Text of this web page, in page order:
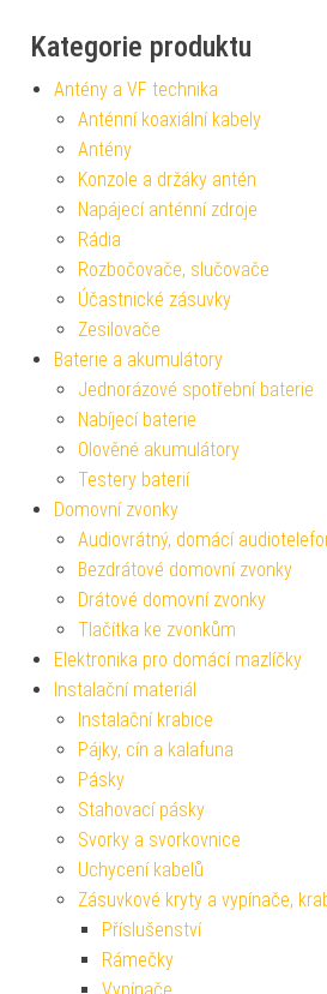
Kategorie produktu
Antény a VF technika
Anténní koaxiální kabely
Antény
Konzole a držáky antén
Napájecí anténní zdroje
Rádia
Rozbočovače, slučovače
Účastnické zásuvky
Zesilovače
Baterie a akumulátory
Jednorázové spotřební baterie
Nabíjecí baterie
Olověné akumulátory
Testery baterií
Domovní zvonky
Audiovrátný, domácí
Bezdrátové domovní zvonky
Drátové domovní zvonky
Tlačítka ke zvonkům
Elektronika pro domácí mazlíčky
Instalační materiál
Instalační krabice
Pájky, cín a kalafuna
Pásky
Stahovací pásky
Svorky a svorkovnice
Uchycení kabelů
Zásuvkové kryty a vypínače,
Příslušenství
Rámečky